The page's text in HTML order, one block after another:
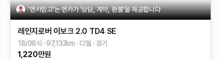
'엔카믿고'는 엔카가 '상담, 계약, 환불'을 제공합니다
레인지로버 이보크 2.0 TD4 SE
18/06식 97,132km 디젤 경기
1,220만원